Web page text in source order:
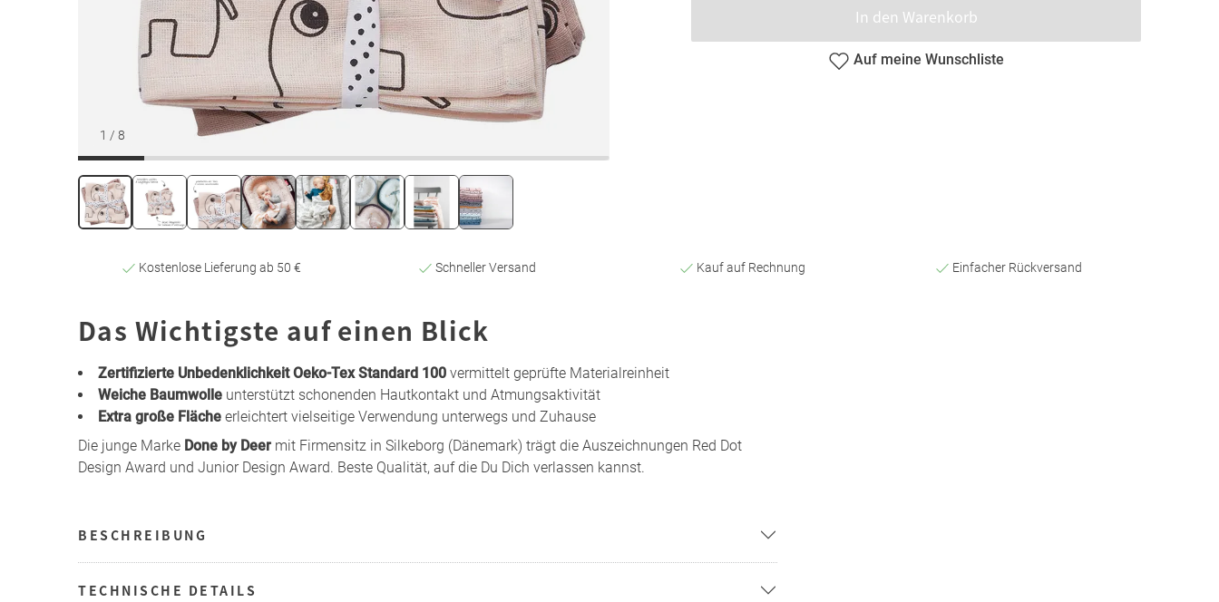
1 / 8
In den Warenkorb
Auf meine Wunschliste
Kostenlose Lieferung ab 50 € Schneller Versand Kauf auf Rechnung Einfacher Rückversand
Das Wichtigste auf einen Blick
Zertifizierte Unbedenklichkeit Oeko-Tex Standard 100 vermittelt geprüfte Materialreinheit
Weiche Baumwolle unterstützt schonenden Hautkontakt und Atmungsaktivität
Extra große Fläche erleichtert vielseitige Verwendung unterwegs und Zuhause
Die junge Marke Done by Deer mit Firmensitz in Silkeborg (Dänemark) trägt die Auszeichnungen Red Dot
Design Award und Junior Design Award. Beste Qualität, auf die Du Dich verlassen kannst.
BESCHREIBUNG
TECHNISCHE DETAILS